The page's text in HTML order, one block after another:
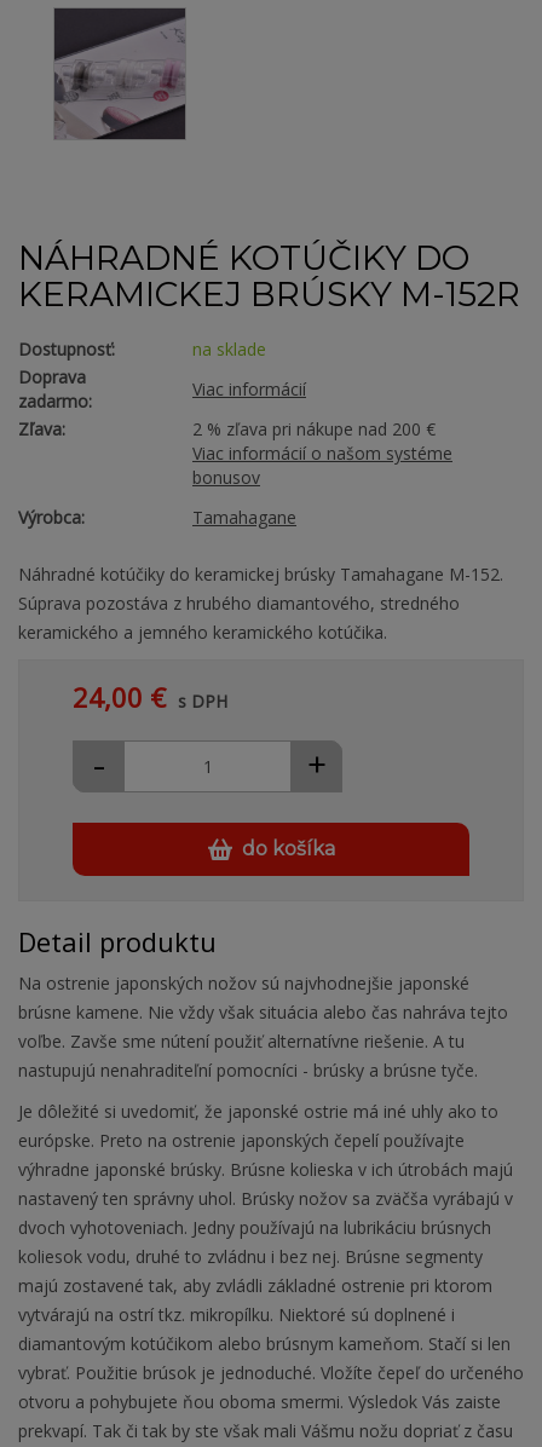
NÁHRADNÉ KOTÚČIKY DO
KERAMICKEJ BRÚSKY M-152R
Dostupnosť:
na sklade
Doprava
zadarmo:
Viac informácií
Zľava:
2 % zľava pri nákupe nad 200 €
Viac informácií o našom systéme
bonusov
Výrobca:
Tamahagane
Náhradné kotúčiky do keramickej brúsky Tamahagane M-152.
Súprava pozostáva z hrubého diamantového, stredného
keramického a jemného keramického kotúčika.
24,00 € s DPH
+
-
do košíka
Detail produktu
Na ostrenie japonských nožov sú najvhodnejšie japonské
brúsne kamene. Nie vždy však situácia alebo čas nahráva tejto
voľbe. Zavše sme nútení použiť alternatívne riešenie. A tu
nastupujú nenahraditeľní pomocníci - brúsky a brúsne tyče.
Je dôležité si uvedomiť, že japonské ostrie má iné uhly ako to
európske. Preto na ostrenie japonských čepelí používajte
výhradne japonské brúsky. Brúsne kolieska v ich útrobách majú
nastavený ten správny uhol. Brúsky nožov sa zväčša vyrábajú v
dvoch vyhotoveniach. Jedny používajú na lubrikáciu brúsnych
koliesok vodu, druhé to zvládnu i bez nej. Brúsne segmenty
majú zostavené tak, aby zvládli základné ostrenie pri ktorom
vytvárajú na ostrí tkz. mikropílku. Niektoré sú doplnené i
diamantovým kotúčikom alebo brúsnym kameňom. Stačí si len
vybrať. Použitie brúsok je jednoduché. Vložíte čepeľ do určeného
otvoru a pohybujete ňou oboma smermi. Výsledok Vás zaiste
prekvapí. Tak či tak by ste však mali Vášmu nožu dopriať z času